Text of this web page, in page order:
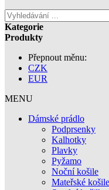
Kategorie
Produkty
Přepnout měnu:
CZK
EUR
MENU
Dámské prádlo
Podprsenky
Kalhotky
Plavky
Pyžamo
Noční košile
Mateřské košile